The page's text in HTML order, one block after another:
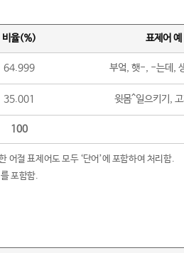
비율(%) 표제어 예
64.999 부엌, 햇-, -는데,
35.001 윗몸^일으키기,
100
어절 표제어도 모두 ‘단어’에 포함하여 처리함.
포함함.